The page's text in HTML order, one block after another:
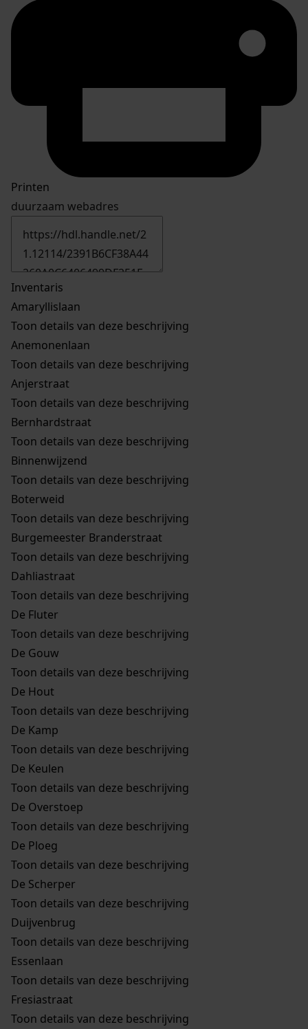
Printen
duurzaam webadres
Inventaris
Amaryllislaan
Toon details van deze beschrijving
Anemonenlaan
Toon details van deze beschrijving
Anjerstraat
Toon details van deze beschrijving
Bernhardstraat
Toon details van deze beschrijving
Binnenwijzend
Toon details van deze beschrijving
Boterweid
Toon details van deze beschrijving
Burgemeester Branderstraat
Toon details van deze beschrijving
Dahliastraat
Toon details van deze beschrijving
De Fluter
Toon details van deze beschrijving
De Gouw
Toon details van deze beschrijving
De Hout
Toon details van deze beschrijving
De Kamp
Toon details van deze beschrijving
De Keulen
Toon details van deze beschrijving
De Overstoep
Toon details van deze beschrijving
De Ploeg
Toon details van deze beschrijving
De Scherper
Toon details van deze beschrijving
Duijvenbrug
Toon details van deze beschrijving
Essenlaan
Toon details van deze beschrijving
Fresiastraat
Toon details van deze beschrijving